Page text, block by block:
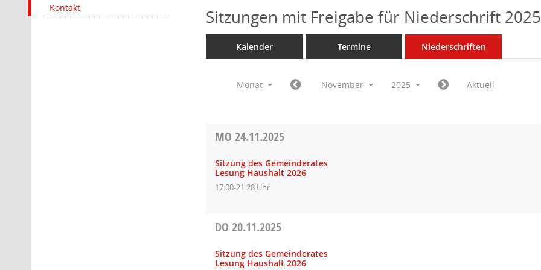
Kontakt Sitzungen mit Freigabe für Niederschrift 2025
Kalender Termine Niederschriften
Monat November 2025 Aktuell
MO24.11.2025
Sitzung des Gemeinderates
Lesung Haushalt 2026
17:00-21:28 Uhr
DO20.11.2025
Sitzung des Gemeinderates
Lesung Haushalt 2026